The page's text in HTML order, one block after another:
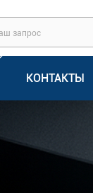
КОНТАКТЫ